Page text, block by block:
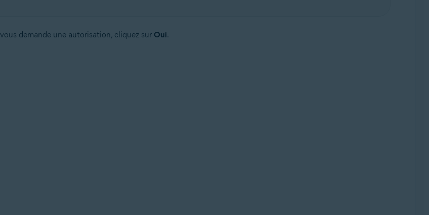
vous demande une autorisation, cliquez sur Oui.